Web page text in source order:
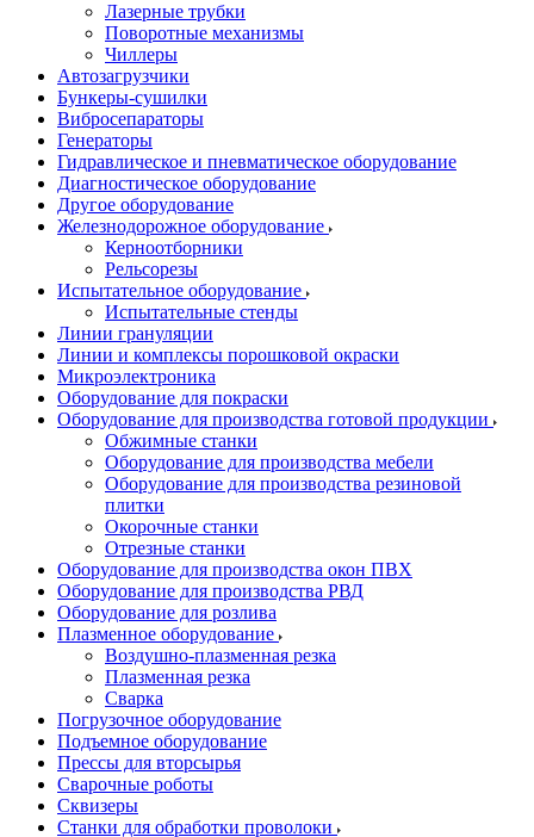
Лазерные трубки
Поворотные механизмы
Чиллеры
Автозагрузчики
Бункеры-сушилки
Вибросепараторы
Генераторы
Гидравлическое и пневматическое оборудование
Диагностическое оборудование
Другое оборудование
Железнодорожное оборудование
Керноотборники
Рельсорезы
Испытательное оборудование
Испытательные стенды
Линии грануляции
Линии и комплексы порошковой окраски
Микроэлектроника
Оборудование для покраски
Оборудование для производства готовой продукции
Обжимные станки
Оборудование для производства мебели
Оборудование для производства резиновой
плитки
Окорочные станки
Отрезные станки
Оборудование для производства окон ПВХ
Оборудование для производства РВД
Оборудование для розлива
Плазменное оборудование
Воздушно-плазменная резка
Плазменная резка
Сварка
Погрузочное оборудование
Подъемное оборудование
Прессы для вторсырья
Сварочные роботы
Сквизеры
Станки для обработки проволоки